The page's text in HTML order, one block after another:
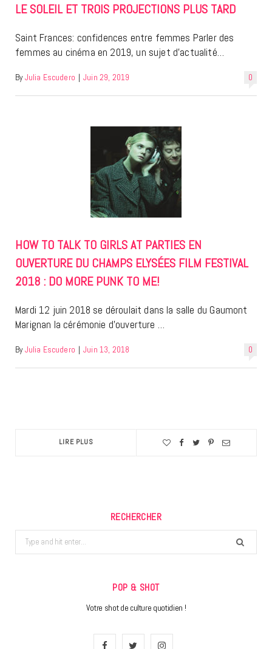
LE SOLEIL ET TROIS PROJECTIONS PLUS TARD
Saint Frances: confidences entre femmes Parler des
femmes au cinéma en 2019, un sujet d’actualité…
0
By Julia Escudero | Juin 29, 2019
HOW TO TALK TO GIRLS AT PARTIES EN
OUVERTURE DU CHAMPS ELYSÉES FILM FESTIVAL
2018 : DO MORE PUNK TO ME!
Mardi 12 juin 2018 se déroulait dans la salle du Gaumont
Marignan la cérémonie d’ouverture …
0
By Julia Escudero | Juin 13, 2018
LIRE PLUS
RECHERCHER
Search
for:
POP & SHOT
Votre shot de culture quotidien !
F
I